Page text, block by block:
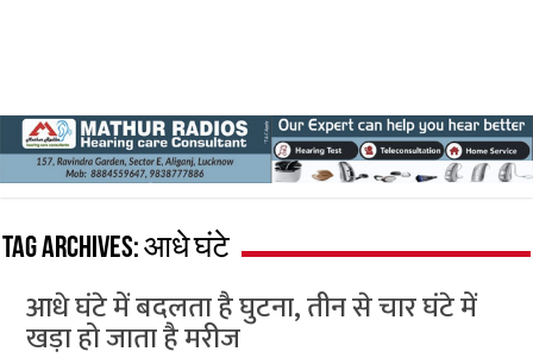
Tag Archives:आधे घंटे
आधे घंटे में बदलता है घुटना, तीन से चार घंटे में
खड़ा हो जाता है मरीज